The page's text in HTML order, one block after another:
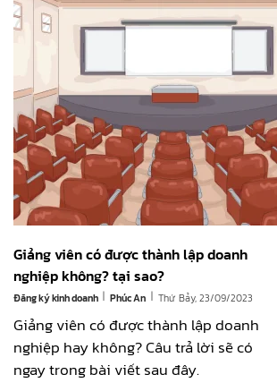
Giảng viên có được thành lập doanh
nghiệp không? tại sao?
Đăng ký kinh doanh | Phúc An | Thứ Bảy, 23/09/2023
Giảng viên có được thành lập doanh
nghiệp hay không? Câu trả lời sẽ có
ngay trong bài viết sau đây.